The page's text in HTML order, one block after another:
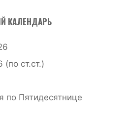
КАЛЕНДАРЬ
ст.ст.)
по Пятидесятнице